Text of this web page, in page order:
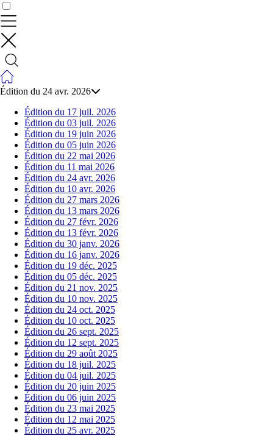
Édition du 24 avr. 2026
Édition du 17 juil. 2026
Édition du 03 juil. 2026
Édition du 19 juin 2026
Édition du 05 juin 2026
Édition du 22 mai 2026
Édition du 11 mai 2026
Édition du 24 avr. 2026
Édition du 10 avr. 2026
Édition du 27 mars 2026
Édition du 13 mars 2026
Édition du 27 févr. 2026
Édition du 13 févr. 2026
Édition du 30 janv. 2026
Édition du 16 janv. 2026
Édition du 19 déc. 2025
Édition du 05 déc. 2025
Édition du 21 nov. 2025
Édition du 10 nov. 2025
Édition du 24 oct. 2025
Édition du 10 oct. 2025
Édition du 26 sept. 2025
Édition du 12 sept. 2025
Édition du 29 août 2025
Édition du 18 juil. 2025
Édition du 04 juil. 2025
Édition du 20 juin 2025
Édition du 06 juin 2025
Édition du 23 mai 2025
Édition du 12 mai 2025
Édition du 25 avr. 2025
Contrôler vos données